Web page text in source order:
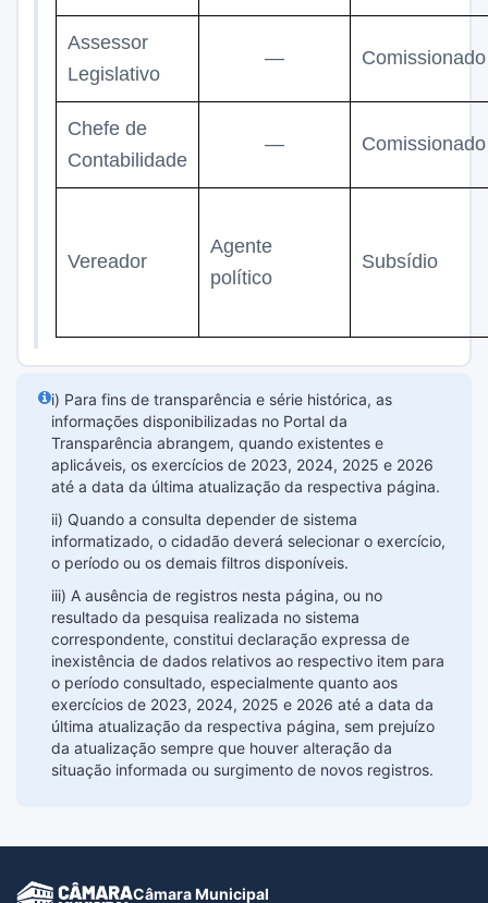
Assessor
Legislativo
— Comissionado
Chefe de
Contabilidade
— Comissionado
Vereador
Agente
político
Subsídio
i) Para fins de transparência e série histórica, as
informações disponibilizadas no Portal da
Transparência abrangem, quando existentes e
aplicáveis, os exercícios de 2023, 2024, 2025 e 2026
até a data da última atualização da respectiva página.
ii) Quando a consulta depender de sistema
informatizado, o cidadão deverá selecionar o exercício,
o período ou os demais filtros disponíveis.
iii) A ausência de registros nesta página, ou no
resultado da pesquisa realizada no sistema
correspondente, constitui declaração expressa de
inexistência de dados relativos ao respectivo item para
o período consultado, especialmente quanto aos
exercícios de 2023, 2024, 2025 e 2026 até a data da
última atualização da respectiva página, sem prejuízo
da atualização sempre que houver alteração da
situação informada ou surgimento de novos registros.
Câmara Municipal